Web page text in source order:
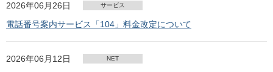
2026年06月26日 サービス
電話番号案内サービス「104」料金改定について
2026年06月12日 NET